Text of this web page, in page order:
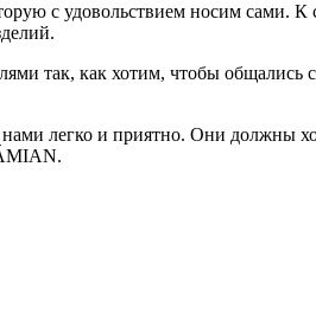
с удовольствием носим сами.
так, как хотим, чтобы общались
легко и приятно. Они должны